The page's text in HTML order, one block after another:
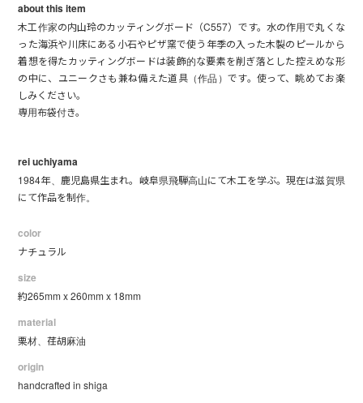
about this item
木工作家の内山玲のカッティングボード（C557）です。水の作用で丸くな
った海浜や川床にある小石やピザ窯で使う年季の入った木製のピールから
着想を得たカッティングボードは装飾的な要素を削ぎ落とした控えめな形
の中に、ユニークさも兼ね備えた道具（作品）です。使って、眺めてお楽
しみください。
専用布袋付き。
rei uchiyama
1984年、鹿児島県生まれ。岐阜県飛騨高山にて木工を学ぶ。現在は滋賀県
にて作品を制作。
color
ナチュラル
size
約265mm x 260mm x 18mm
material
栗材、荏胡麻油
origin
handcrafted in shiga